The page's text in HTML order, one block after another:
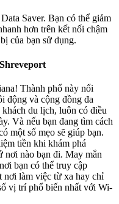
Saver. Bạn có thể giảm
hơn trên kết nối chậm
của bạn sử dụng.
Thành phố này nổi
động và cộng đồng đa
du lịch, luôn có điều
Và nếu bạn đang tìm cách
một số mẹo sẽ giúp bạn.
tiền khi khám phá
nơi nào bạn đi. May mắn
bạn có thể truy cập
nơi làm việc từ xa hay chỉ
vị trí phổ biến nhất với Wi-